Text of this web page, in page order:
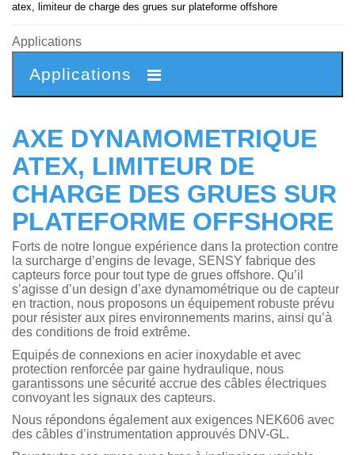
atex, limiteur de charge des grues sur plateforme offshore
Applications
Applications
AXE DYNAMOMETRIQUE
ATEX, LIMITEUR DE
CHARGE DES GRUES SUR
PLATEFORME OFFSHORE
Forts de notre longue expérience dans la protection contre
la surcharge d’engins de levage, SENSY fabrique des
capteurs force pour tout type de grues offshore. Qu’il
s’agisse d’un design d’axe dynamométrique ou de capteur
en traction, nous proposons un équipement robuste prévu
pour résister aux pires environnements marins, ainsi qu’à
des conditions de froid extrême.
Equipés de connexions en acier inoxydable et avec
protection renforcée par gaine hydraulique, nous
garantissons une sécurité accrue des câbles électriques
convoyant les signaux des capteurs.
Nous répondons également aux exigences NEK606 avec
des câbles d’instrumentation approuvés DNV-GL.